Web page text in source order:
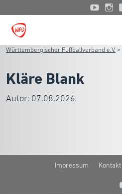
Württembergischer Fußballverband e.V. >
Kläre Blank
Autor: 07.08.2026
Impressum Kontakt